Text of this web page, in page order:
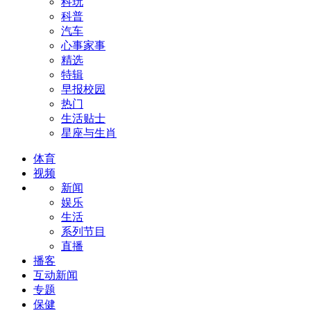
科普
汽车
心事家事
精选
特辑
早报校园
热门
生活贴士
星座与生肖
体育
视频
新闻
娱乐
生活
系列节目
直播
播客
互动新闻
专题
保健